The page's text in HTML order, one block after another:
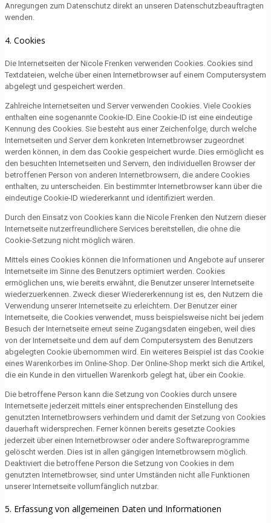
Anregungen zum Datenschutz direkt an unseren Datenschutzbeauftragten
wenden.
4. Cookies
Die Internetseiten der Nicole Frenken verwenden Cookies. Cookies sind
Textdateien, welche über einen Internetbrowser auf einem Computersystem
abgelegt und gespeichert werden.
Zahlreiche Internetseiten und Server verwenden Cookies. Viele Cookies
enthalten eine sogenannte Cookie-ID. Eine Cookie-ID ist eine eindeutige
Kennung des Cookies. Sie besteht aus einer Zeichenfolge, durch welche
Internetseiten und Server dem konkreten Internetbrowser zugeordnet
werden können, in dem das Cookie gespeichert wurde. Dies ermöglicht es
den besuchten Internetseiten und Servern, den individuellen Browser der
betroffenen Person von anderen Internetbrowsern, die andere Cookies
enthalten, zu unterscheiden. Ein bestimmter Internetbrowser kann über die
eindeutige Cookie-ID wiedererkannt und identifiziert werden.
Durch den Einsatz von Cookies kann die Nicole Frenken den Nutzern dieser
Internetseite nutzerfreundlichere Services bereitstellen, die ohne die
Cookie-Setzung nicht möglich wären.
Mittels eines Cookies können die Informationen und Angebote auf unserer
Internetseite im Sinne des Benutzers optimiert werden. Cookies
ermöglichen uns, wie bereits erwähnt, die Benutzer unserer Internetseite
wiederzuerkennen. Zweck dieser Wiedererkennung ist es, den Nutzern die
Verwendung unserer Internetseite zu erleichtern. Der Benutzer einer
Internetseite, die Cookies verwendet, muss beispielsweise nicht bei jedem
Besuch der Internetseite erneut seine Zugangsdaten eingeben, weil dies
von der Internetseite und dem auf dem Computersystem des Benutzers
abgelegten Cookie übernommen wird. Ein weiteres Beispiel ist das Cookie
eines Warenkorbes im Online-Shop. Der Online-Shop merkt sich die Artikel,
die ein Kunde in den virtuellen Warenkorb gelegt hat, über ein Cookie.
Die betroffene Person kann die Setzung von Cookies durch unsere
Internetseite jederzeit mittels einer entsprechenden Einstellung des
genutzten Internetbrowsers verhindern und damit der Setzung von Cookies
dauerhaft widersprechen. Ferner können bereits gesetzte Cookies
jederzeit über einen Internetbrowser oder andere Softwareprogramme
gelöscht werden. Dies ist in allen gängigen Internetbrowsern möglich.
Deaktiviert die betroffene Person die Setzung von Cookies in dem
genutzten Internetbrowser, sind unter Umständen nicht alle Funktionen
unserer Internetseite vollumfänglich nutzbar.
5. Erfassung von allgemeinen Daten und Informationen